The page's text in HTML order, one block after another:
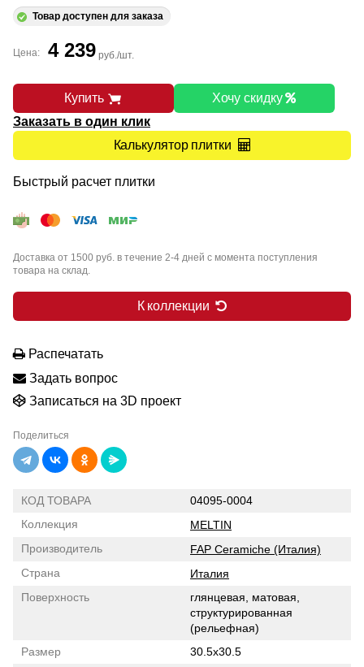
Товар доступен для заказа
Цена: 4 239 руб./шт.
Купить
Заказать в один клик
Калькулятор плитки
Быстрый расчет плитки
Хочу скидку
Доставка от 1500 руб. в течение 2-4 дней с момента поступления
товара на склад.
К коллекции
Распечатать
Задать вопрос
Записаться на 3D проект
Поделиться
КОД ТОВАРА
04095-0004
Коллекция
MELTIN
Производитель
FAP Ceramiche (Италия)
Страна
Италия
Поверхность
глянцевая, матовая,
структурированная
(рельефная)
Размер
30.5x30.5